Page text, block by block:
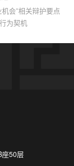
会”相关辩护要点
为契机
座50层